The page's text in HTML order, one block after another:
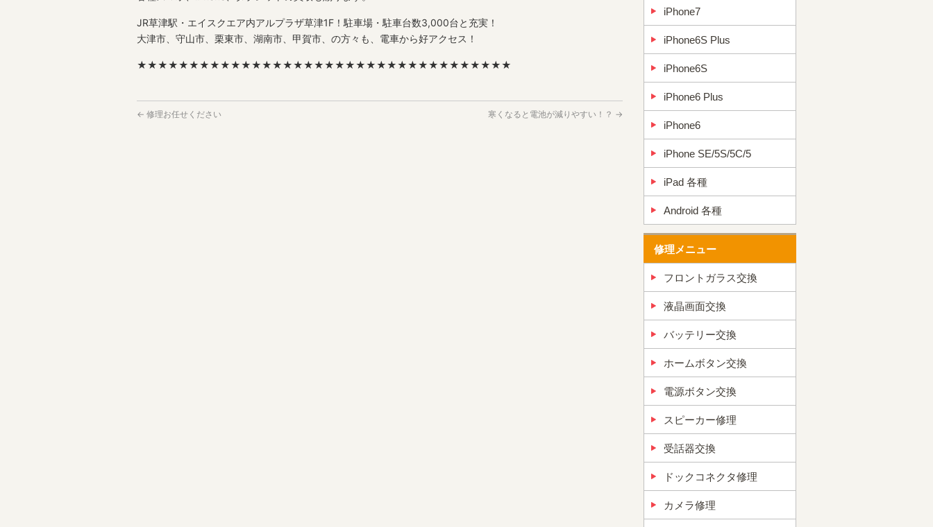
JR草津駅・エイスクエア内アルプラザ草津1F！駐車場・駐車台数3,000台と充実！
大津市、守山市、栗東市、湖南市、甲賀市、の方々も、電車から好アクセス！
★★★★★★★★★★★★★★★★★★★★★★★★★★★★★★★★★★★★
← 修理お任せください 寒くなると電池が減りやすい！？ →
iPhone7
iPhone6S Plus
iPhone6S
iPhone6 Plus
iPhone6
iPhone SE/5S/5C/5
iPad 各種
Android 各種
修理メニュー
フロントガラス交換
液晶画面交換
バッテリー交換
ホームボタン交換
電源ボタン交換
スピーカー修理
受話器交換
ドックコネクタ修理
カメラ修理